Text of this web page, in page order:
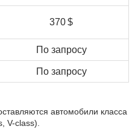
370 $
По запросу
По запросу
автомобили класса
V-class).